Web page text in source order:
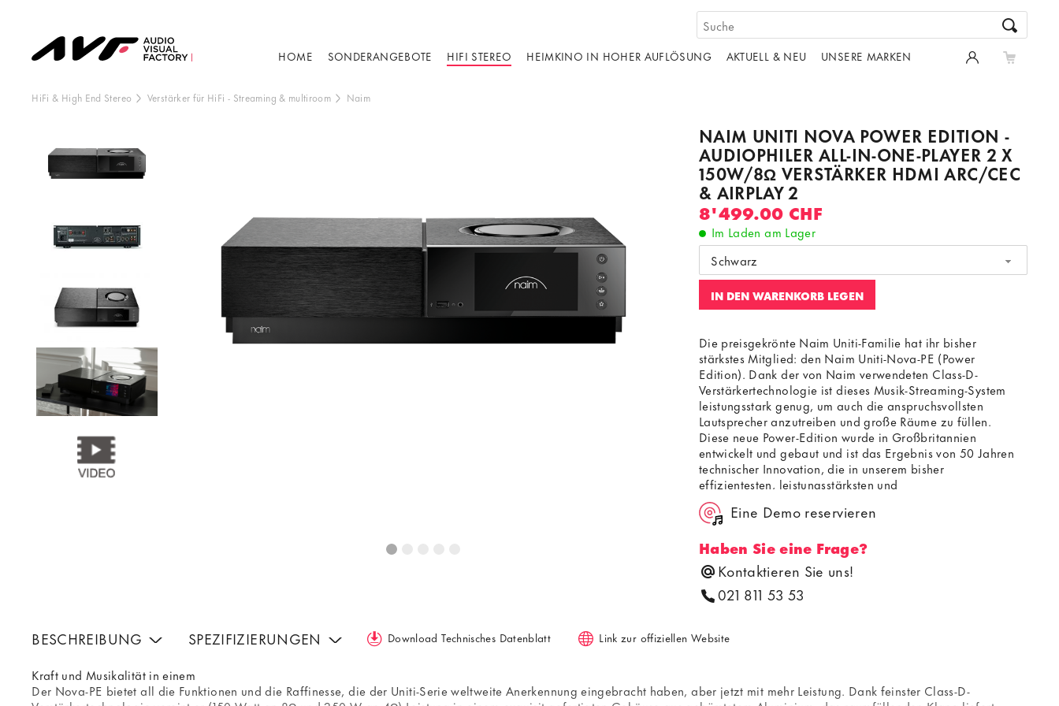
HOME SONDERANGEBOTE HIFI STEREO HEIMKINO IN HOHER AUFLÖSUNG AKTUELL & NEU UNSERE MARKEN
HiFi & High End Stereo Verstärker für HiFi - Streaming & multiroom Naim
NAIM UNITI NOVA POWER EDITION -
AUDIOPHILER ALL-IN-ONE-PLAYER 2 X
150W/8Ω VERSTÄRKER HDMI ARC/CEC
& AIRPLAY 2
8'499.00 CHF
Im Laden am Lager
Schwarz
IN DEN WARENKORB LEGEN
Dieser Inhalt wird von einer dritten Partei gehostet. Durch die
Anzeige des externen Inhalts akzeptieren Sie die
Bedingungenvon youtube.com.
Video laden Frag nicht mehr
Die preisgekrönte Naim Uniti-Familie hat ihr bisher
stärkstes Mitglied: den Naim Uniti-Nova-PE (Power
Edition). Dank der von Naim verwendeten Class-D-
Verstärkertechnologie ist dieses Musik-Streaming-System
leistungsstark genug, um auch die anspruchsvollsten
Lautsprecher anzutreiben und große Räume zu füllen.
Diese neue Power-Edition wurde in Großbritannien
entwickelt und gebaut und ist das Ergebnis von 50 Jahren
technischer Innovation, die in unserem bisher
effizientesten, leistungsstärksten und
umweltfreundlichsten All-in-One-Streaming-Produkt
gipfelte.Eine Demo reservieren
Haben Sie eine Frage?
Kontaktieren Sie uns!
021 811 53 53
BESCHREIBUNG
Kraft und Musikalität in einem
Der Nova-PE bietet all die Funktionen und die Raffinesse, die der Uniti-Serie weltweite Anerkennung eingebracht haben, aber jetzt mit mehr Leistung. Dank feinster Class-D-
SPEZIFIZIERUNGEN Download Technisches Datenblatt Link zur offiziellen Website